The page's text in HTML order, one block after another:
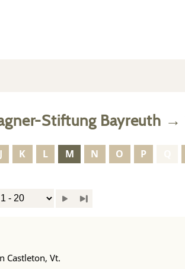
Stiftung Bayreuth →
J K L M N O P
Castleton, Vt.